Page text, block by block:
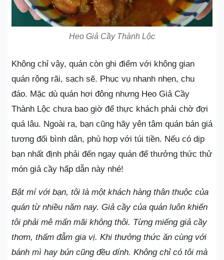
Heo Giả Cầy Thành Lộc
Không chỉ vậy, quán còn ghi điểm với không gian
quán rộng rãi, sạch sẽ. Phục vụ nhanh nhẹn, chu
đáo. Mặc dù quán hơi đông nhưng Heo Giả Cầy
Thành Lộc chưa bao giờ để thực khách phải chờ đợi
quá lâu. Ngoài ra, bạn cũng hãy yên tâm quán bán giá
tương đối bình dân, phù hợp với túi tiền. Nếu có dịp
bạn nhất định phải đến ngay quán để thưởng thức thử
món giả cầy hấp dẫn này nhé!
Bật mí với bạn, tôi là một khách hàng thân thuộc của
quán từ nhiều năm nay. Giả cầy của quán luôn khiến
tôi phải mê mẩn mãi không thôi. Từng miếng giả cầy
thơm, thấm đẫm gia vị. Khi thưởng thức ăn cùng với
bánh mì hay bún cũng đều dính. Không chỉ có tôi mà